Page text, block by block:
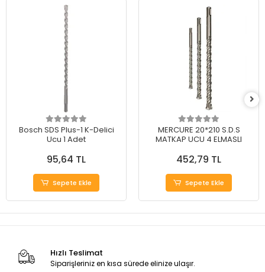
Bosch SDS Plus-1 K-Delici
Ucu 1 Adet
95,64 TL
Sepete Ekle
MERCURE 20*210 S.D.S
MATKAP UCU 4 ELMASLI
452,79 TL
Sepete Ekle
Hızlı Teslimat
Siparişleriniz en kısa sürede elinize ulaşır.